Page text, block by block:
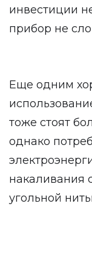
инвестиции
прибор не
Еще одним
тоже стоят
однако
накаливания
угольной